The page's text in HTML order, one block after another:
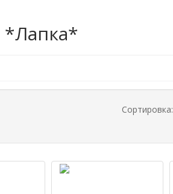
*Лапка*
Сортировка: